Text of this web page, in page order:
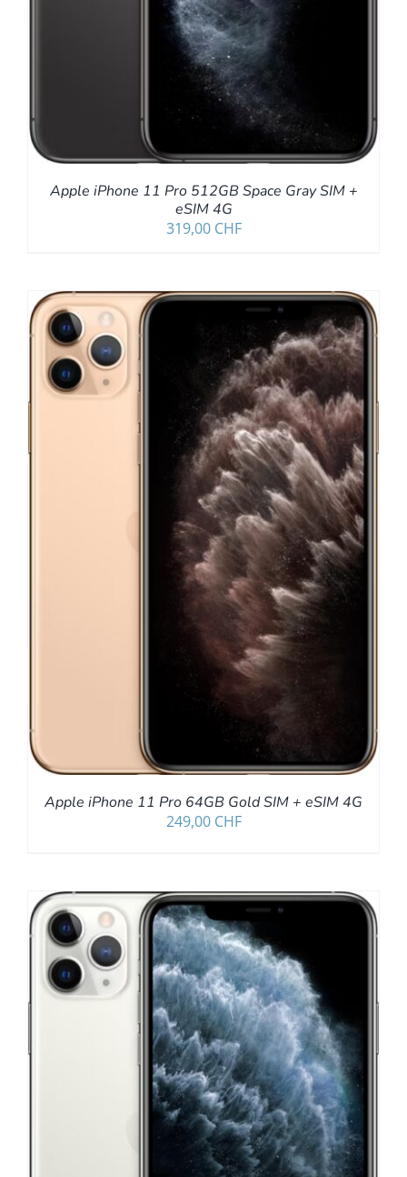
Apple iPhone 11 Pro 512GB Space Gray SIM +
eSIM 4G
319,00 CHF
Apple iPhone 11 Pro 64GB Gold SIM + eSIM 4G
249,00 CHF